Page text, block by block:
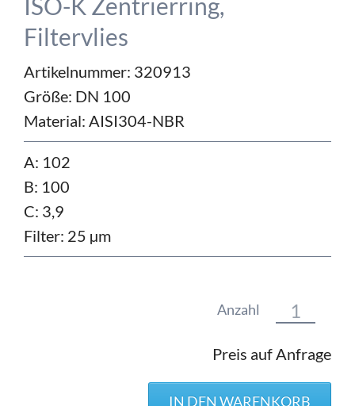
Filtervlies
Artikelnummer: 320913
Größe: DN 100
Material: AISI304-NBR
A: 102
B: 100
C: 3,9
Filter: 25 µm
Anzahl
Preis auf Anfrage